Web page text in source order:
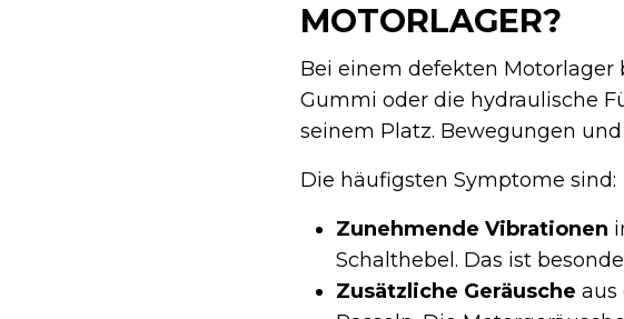
MOTORLAGER?
Bei einem defekten Motorlager
Gummi oder die hydraulische
seinem Platz. Bewegungen
Die häufigsten Symptome sind:
Zunehmende Vibrationen
Schalthebel. Das ist
Zusätzliche Geräusche aus